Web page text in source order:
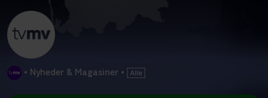
• Nyheder & Magasiner •